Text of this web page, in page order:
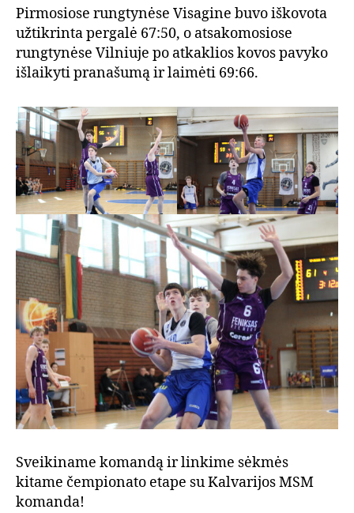
Pirmosiose rungtynėse Visagine buvo iškovota
užtikrinta pergalė 67:50, o atsakomosiose
rungtynėse Vilniuje po atkaklios kovos pavyko
išlaikyti pranašumą ir laimėti 69:66.
Sveikiname komandą ir linkime sėkmės
kitame čempionato etape su Kalvarijos MSM
komanda!